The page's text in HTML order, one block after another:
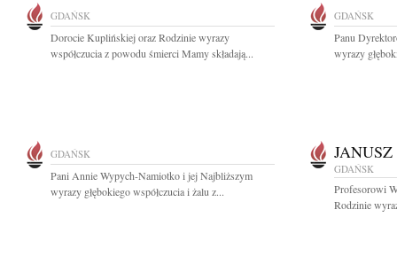
GDAŃSK
Dorocie Kuplińskiej oraz Rodzinie wyrazy
współczucia z powodu śmierci Mamy składają...
GDAŃSK
Panu
wyrazy
GDAŃSK
Pani Annie Wypych-Namiotko i jej Najbliższym
wyrazy głębokiego współczucia i żalu z...
GDAŃSK
Profesorowi
Rodzinie